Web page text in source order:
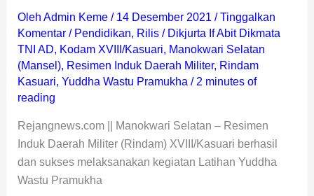
Oleh Admin Keme / 14 Desember 2021 /Tinggalkan
Komentar / Pendidikan, Rilis/ Dikjurta If Abit Dikmata
TNI AD, Kodam XVIII/Kasuari, Manokwari Selatan
(Mansel), Resimen Induk Daerah Militer, Rindam
Kasuari, Yuddha Wastu Pramukha / 2 minutes of
reading
Rejangnews.com || Manokwari Selatan – Resimen
Induk Daerah Militer (Rindam) XVIII/Kasuari berhasil
dan sukses melaksanakan kegiatan Latihan Yuddha
Wastu Pramukha